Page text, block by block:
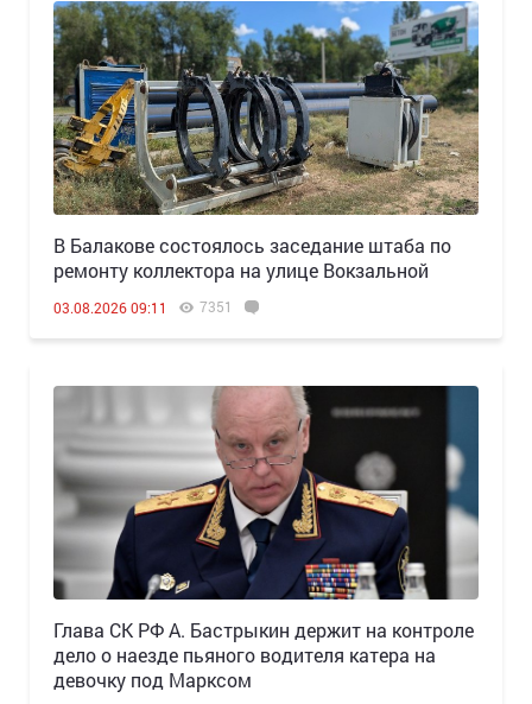
В Балакове состоялось заседание штаба по
ремонту коллектора на улице Вокзальной
03.08.2026 09:11 7351
Глава СК РФ А. Бастрыкин держит на контроле
дело о наезде пьяного водителя катера на
девочку под Марксом